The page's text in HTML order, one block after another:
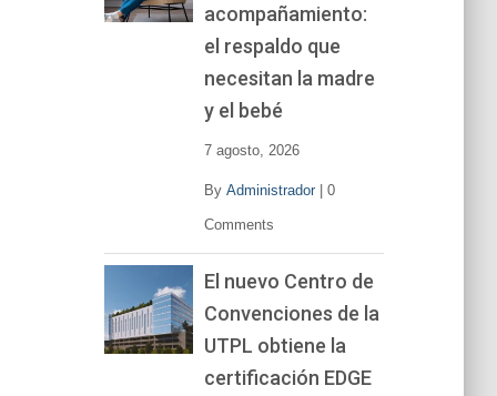
acompañamiento:
el respaldo que
necesitan la madre
y el bebé
7 agosto, 2026
By Administrador| 0
Comments
El nuevo Centro de
Convenciones de la
UTPL obtiene la
certificación EDGE